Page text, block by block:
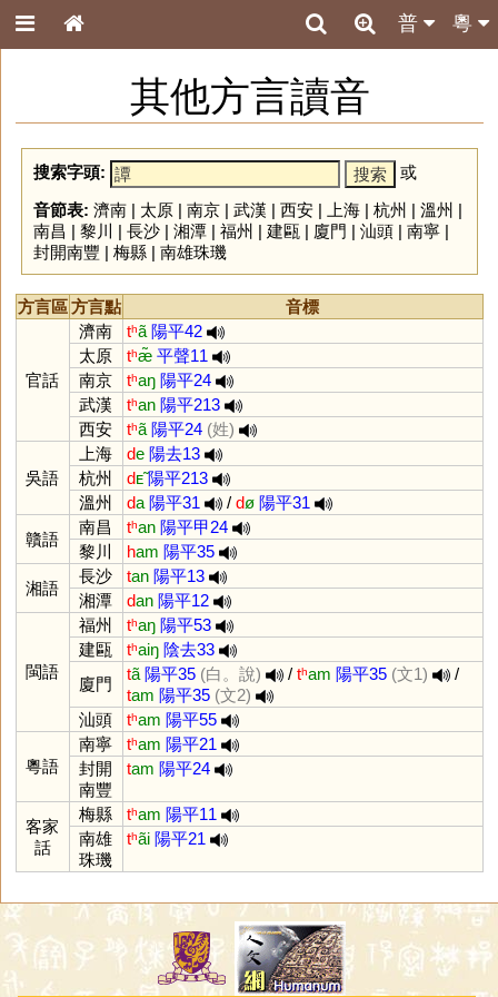
粵
普
其他方言讀音
搜索字頭:
或
音節表: 濟南| 太原| 南京| 武漢 | 西安| 上海| 杭州 | 溫州 |
南昌 | 黎川 | 長沙| 湘潭| 福州 | 建甌 | 廈門 | 汕頭| 南寧|
封開南豐 | 梅縣| 南雄珠璣
方言區方言點 音標
官話
濟南 tʰã 陽平42
太原
tʰæ̃ 平聲11
南京
tʰaŋ 陽平24
武漢
tʰan 陽平213
西安
tʰã 陽平24 (姓)
吳語
上海 de 陽去13
杭州
dᴇ̃ 陽平213
溫州
da 陽平31 / dø 陽平31
贛語
南昌 tʰan 陽平甲24
黎川
ham 陽平35
湘語
長沙 tan 陽平13
湘潭
dan 陽平12
閩語
福州 tʰaŋ 陽平53
建甌
tʰaiŋ 陰去33
廈門
tã 陽平35 (白。說) / tʰam 陽平35 (文1)
/
tam 陽平35 (文2)
汕頭
tʰam 陽平55
粵語
南寧 tʰam 陽平21
封開
南豐
tam 陽平24
客家
話
梅縣 tʰam 陽平11
南雄
珠璣
tʰãi 陽平21